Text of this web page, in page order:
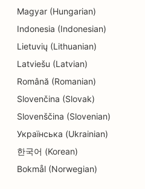
Magyar (Hungarian)
Indonesia (Indonesian)
Lietuvių (Lithuanian)
Latviešu (Latvian)
Română (Romanian)
Slovenčina (Slovak)
Slovenščina (Slovenian)
Українська (Ukrainian)
한국어 (Korean)
Bokmål (Norwegian)